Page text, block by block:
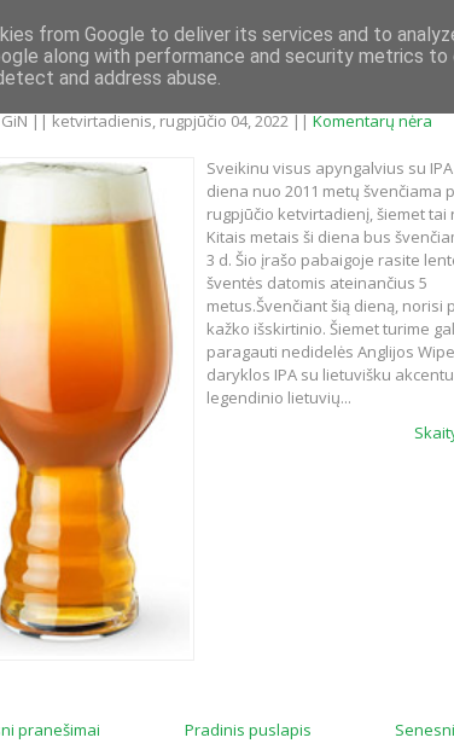
ALAUS ŠVENTĖS (2022)
GiN || ketvirtadienis, rugpjūčio 04, 2022 ||Komentarų nėra
Sveikinu visus apyngalvius su
diena nuo 2011 metų švenčiama
rugpjūčio ketvirtadienį, šiemet tai
Kitais metais ši diena bus
3 d. Šio įrašo pabaigoje rasite
šventės datomis ateinančius 5
metus.Švenčiant šią dieną, norisi
kažko išskirtinio. Šiemet turime
paragauti nedidelės Anglijos
daryklos IPA su lietuvišku
legendinio lietuvių...
pranešimai Pradinis puslapis
from Google to deliver its services and to
along with performance and security metrics
and address abuse.